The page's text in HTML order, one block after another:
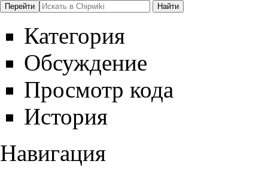
Категория
Обсуждение
Просмотр кода
История
Навигация